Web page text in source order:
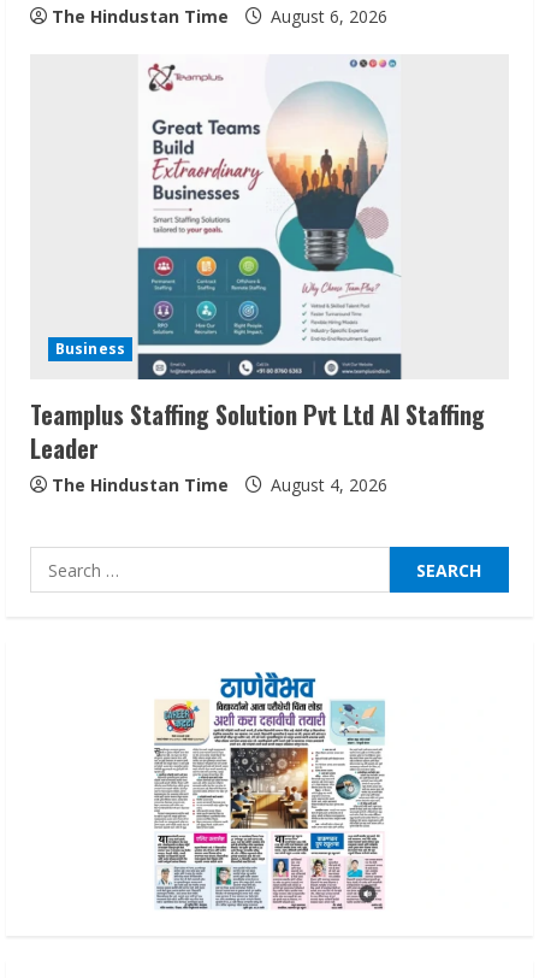
The Hindustan Time August 6, 2026
Business
Teamplus Staffing Solution Pvt Ltd AI Staffing
Leader
The Hindustan Time August 4, 2026
Search
for:
2
Sudhakaran Soundararaj Builds Career
Network
August 7, 2026
Sentian Larex Indian DJ Reaching Global
August 7, 2026
Lumical: Scan Schedules to Calendar in
ZOOVATE INDIA PRIVATE LIMITED Pet
Healthcare Guide
August 6, 2026
Dr. Shamin Eabenson on Heat Illness